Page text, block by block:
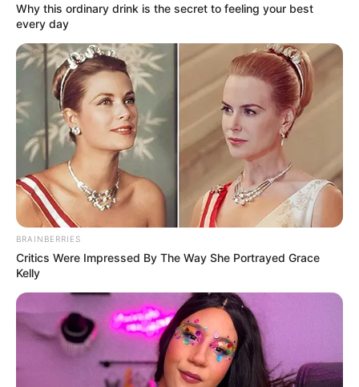
Why this ordinary drink is the secret to feeling your best
every day
BRAINBERRIES
Critics Were Impressed By The Way She Portrayed Grace
Kelly